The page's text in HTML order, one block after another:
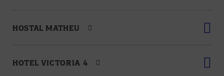
HOSTAL MATHEU
HOTEL VICTORIA 4